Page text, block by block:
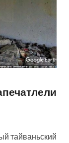
тайваньский